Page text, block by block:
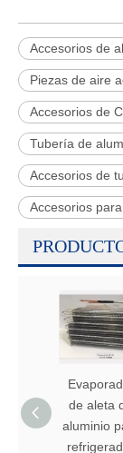
Accesorios de
Piezas de aire
Accesorios de
Tubería de
Accesorios de
Accesorios
de aleta
aluminio